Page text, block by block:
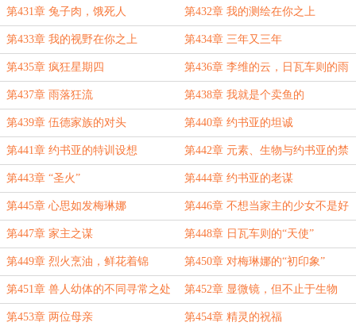
第431章 兔子肉，饿死人 第432章 我的测绘在你之上
第433章 我的视野在你之上 第434章 三年又三年
第435章 疯狂星期四 第436章 李维的云，日瓦车则的雨
第437章 雨落狂流 第438章 我就是个卖鱼的
第439章 伍德家族的对头 第440章 约书亚的坦诚
第441章 约书亚的特训设想 第442章 元素、生物与约书亚的禁
咒
第443章 “圣火” 第444章 约书亚的老谋
第445章 心思如发梅琳娜 第446章 不想当家主的少女不是好
医倌
第447章 家主之谋 第448章 日瓦车则的“天使”
第449章 烈火烹油，鲜花着锦 第450章 对梅琳娜的“初印象”
第451章 兽人幼体的不同寻常之处 第452章 显微镜，但不止于生物
第453章 两位母亲 第454章 精灵的祝福